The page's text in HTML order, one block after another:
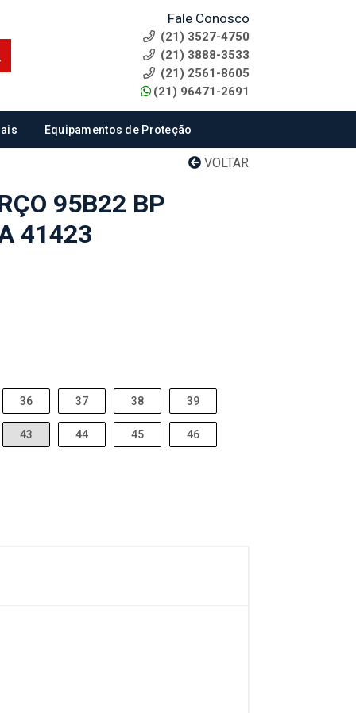
Fale Conosco
(21) 3527-4750
(21) 3888-3533
(21) 2561-8605
(21) 96471-2691
Equipamentos de Proteção
VOLTAR
95B22 BP
41423
36 37 38 39
43 44 45 46